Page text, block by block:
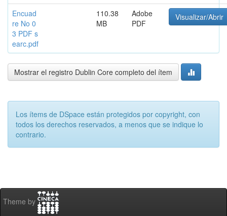
Encuad
re No 0
3 PDF s
earc.pdf
110.38
MB
Adobe
PDF
Visualizar/Abrir
Mostrar el registro Dublin Core completo del ítem
Los ítems de DSpace están protegidos por copyright, con
todos los derechos reservados, a menos que se indique lo
contrario.
Theme by